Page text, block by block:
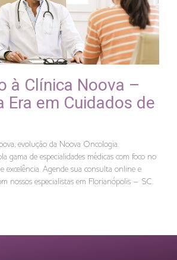
à Clínica Noova –
Era em Cuidados de
evolução da Noova Oncologia.
gama de especialidades médicas com foco no
excelência. Agende sua consulta online e
nossos especialistas em Florianópolis – SC.